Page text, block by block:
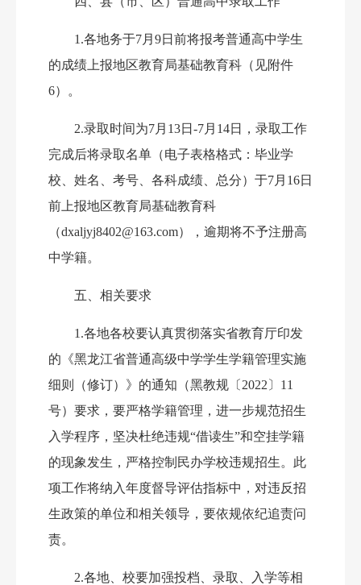
1.各地务于7月9日前将报考普通高中学生
的成绩上报地区教育局基础教育科（见附件
6）。
2.录取时间为7月13日 -7月14日，录取工作
完成后将录取名单（电子表格格式：毕业学
校、姓名、考号、各科成绩、总分）于7月16日
前上报地区教育局基础教育科
（dxaljyj8402@163.com），逾期将不予注册高
中学籍。
五、相关要求
1.各地各校要认真贯彻落实省教育厅印发
的《黑龙江省普通高级中学学生学籍管理实施
细则（修订）》的通知（黑教规〔 2022〕11
号）要求，要严格学籍管理，进一步规范招生
入学程序，坚决杜绝违规“借读生”和空挂学籍
的现象发生，严格控制民办学校违规招生。此
项工作将纳入年度督导评估指标中，对违反招
生政策的单位和相关领导，要依规依纪追责问
责。
2.各地、校要加强投档、录取、入学等相